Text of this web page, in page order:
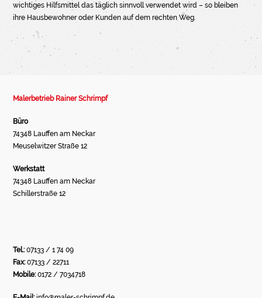
wichtiges Hilfsmittel das täglich sinnvoll verwendet wird – so bleiben
ihre Hausbewohner oder Kunden auf dem rechten Weg.
Malerbetrieb Rainer Schrimpf
Büro
74348 Lauffen am Neckar
Meuselwitzer Straße 12
Werkstatt
74348 Lauffen am Neckar
Schillerstraße 12
Tel.:07133 / 1 74 09
Fax:07133 / 22711
Mobile:0172 / 7034718